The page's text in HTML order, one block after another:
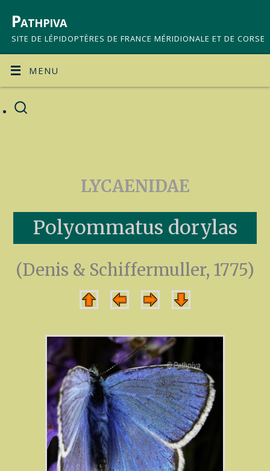
Pathpiva
SITE DE LÉPIDOPTÈRES DE FRANCE MÉRIDIONALE ET DE CORSE
MENU
LYCAENIDAE
Polyommatus dorylas
(Denis & Schiffermuller, 1775)